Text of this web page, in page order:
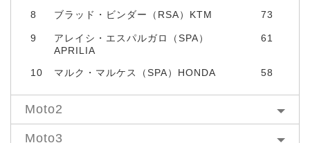
8 ブラッド・ビンダー（RSA）KTM 73
9
アレイシ・エスパルガロ（SPA）
APRILIA
61
10 マルク・マルケス（SPA）HONDA 58
Moto2
Moto3